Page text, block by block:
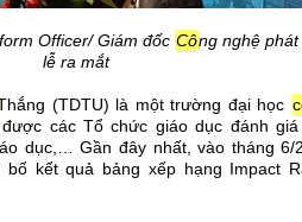
Officer/ Giám đốc Công nghệ phát
lễ ra mắt
(TDTU) là một trường đại học
các Tổ chức giáo dục đánh
dục,… Gần đây nhất, vào tháng 6/
bố kết quả bảng xếp hạng Impact